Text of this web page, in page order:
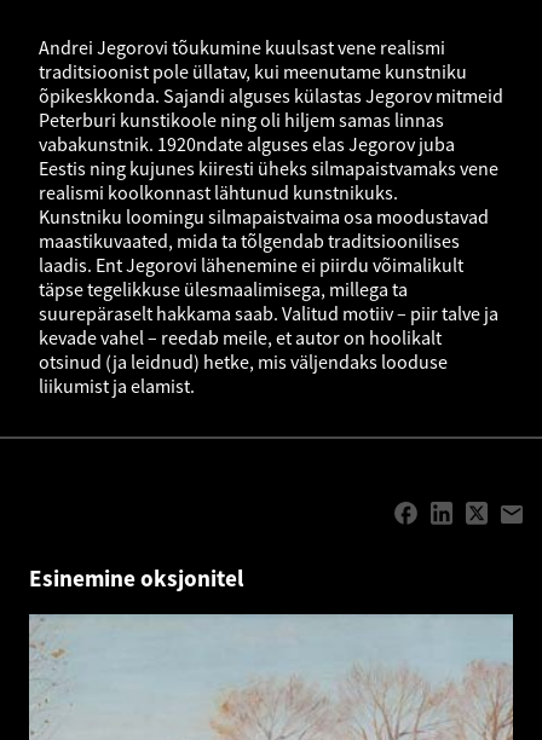
Andrei Jegorovi tõukumine kuulsast vene realismi
traditsioonist pole üllatav, kui meenutame kunstniku
õpikeskkonda. Sajandi alguses külastas Jegorov mitmeid
Peterburi kunstikoole ning oli hiljem samas linnas
vabakunstnik. 1920ndate alguses elas Jegorov juba
Eestis ning kujunes kiiresti üheks silmapaistvamaks vene
realismi koolkonnast lähtunud kunstnikuks.
Kunstniku loomingu silmapaistvaima osa moodustavad
maastikuvaated, mida ta tõlgendab traditsioonilises
laadis. Ent Jegorovi lähenemine ei piirdu võimalikult
täpse tegelikkuse ülesmaalimisega, millega ta
suurepäraselt hakkama saab. Valitud motiiv – piir talve ja
kevade vahel – reedab meile, et autor on hoolikalt
otsinud (ja leidnud) hetke, mis väljendaks looduse
liikumist ja elamist.
Esinemine oksjonitel